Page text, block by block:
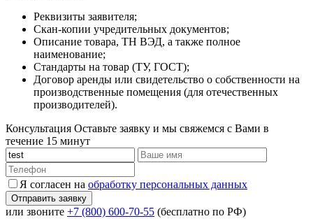
Реквизиты заявителя;
Скан-копии учредительных документов;
Описание товара, ТН ВЭД, а также полное
наименование;
Стандарты на товар (ТУ, ГОСТ);
Договор аренды или свидетельство о собственности на
производственные помещения (для отечественных
производителей).
Консультация Оставьте заявку и мы свяжемся с Вами в
течение 15 минут
Я согласен на обработку персональных данных
или звоните +7 (800) 600-70-55 (бесплатно по РФ)